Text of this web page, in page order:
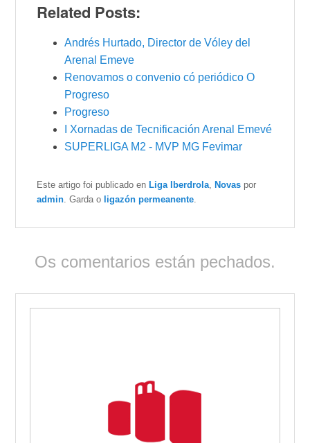
Related Posts:
Andrés Hurtado, Director de Vóley del
Arenal Emeve
Renovamos o convenio có periódico O
Progreso
Progreso
I Xornadas de Tecnificación Arenal Emevé
SUPERLIGA M2 - MVP MG Fevimar
Este artigo foi publicado en Liga Iberdrola Novas por
admin . Garda o ligazón permeanente
Os comentarios están pechados.